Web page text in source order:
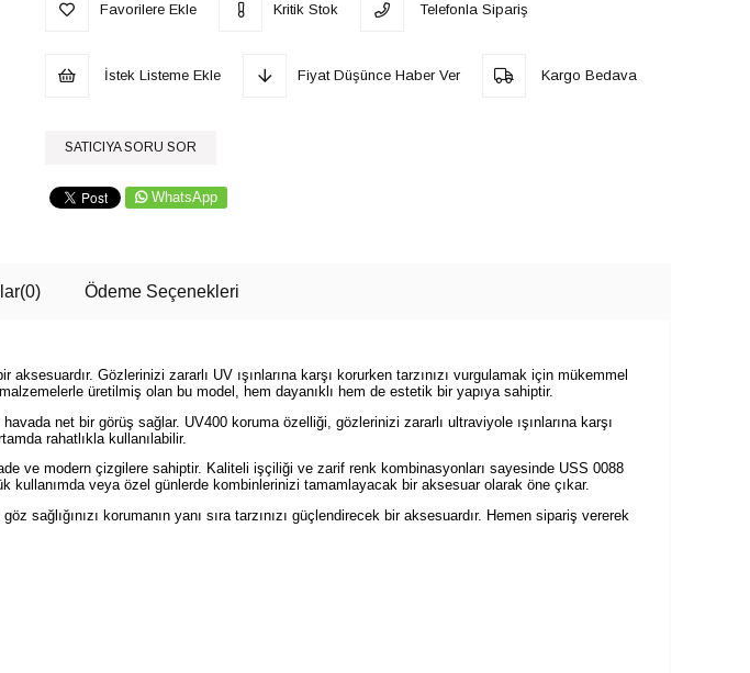
Favorilere Ekle Kritik Stok Telefonla Sipariş
İstek Listeme Ekle Fiyat Düşünce Haber Ver Kargo Bedava
SATICIYA SORU SOR
WhatsApp
(0) Ödeme Seçenekleri
Gözlerinizi zararlı UV ışınlarına karşı korurken tarzınızı vurgulamak için mükemmel
üretilmiş olan bu model, hem dayanıklı hem de estetik bir yapıya sahiptir.
net bir görüş sağlar. UV400 koruma özelliği, gözlerinizi zararlı ultraviyole ışınlarına karşı
rahatlıkla kullanılabilir.
ve modern çizgilere sahiptir. Kaliteli işçiliği ve zarif renk kombinasyonları sayesinde USS 0088
veya özel günlerde kombinlerinizi tamamlayacak bir aksesuar olarak öne çıkar.
korumanın yanı sıra tarzınızı güçlendirecek bir aksesuardır. Hemen sipariş vererek